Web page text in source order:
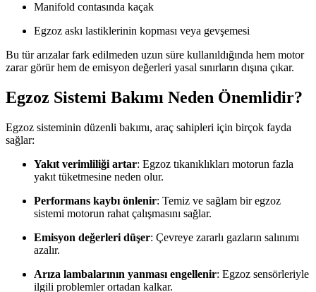
Manifold contasında kaçak
Egzoz askı lastiklerinin kopması veya gevşemesi
Bu tür arızalar fark edilmeden uzun süre kullanıldığında hem motor
zarar görür hem de emisyon değerleri yasal sınırların dışına çıkar.
Egzoz Sistemi Bakımı Neden Önemlidir?
Egzoz sisteminin düzenli bakımı, araç sahipleri için birçok fayda
sağlar:
Yakıt verimliliği artar: Egzoz tıkanıklıkları motorun fazla
yakıt tüketmesine neden olur.
Performans kaybı önlenir: Temiz ve sağlam bir egzoz
sistemi motorun rahat çalışmasını sağlar.
Emisyon değerleri düşer: Çevreye zararlı gazların salınımı
azalır.
Arıza lambalarının yanması engellenir: Egzoz sensörleriyle
ilgili problemler ortadan kalkar.